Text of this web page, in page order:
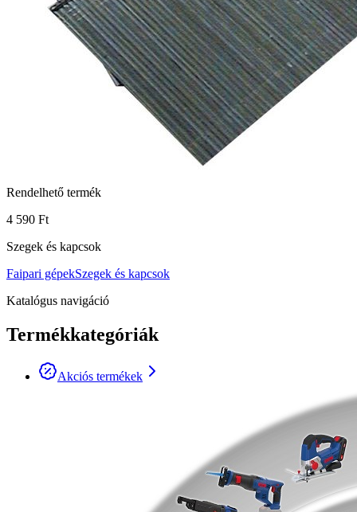
Rendelhető termék
4 590 Ft
Szegek és kapcsok
Faipari gépekSzegek és kapcsok
Katalógus navigáció
Termékkategóriák
Akciós termékek